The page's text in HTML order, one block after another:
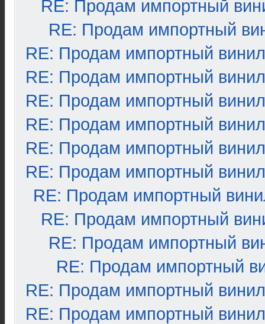
RE: Продам импортный
RE: Продам импортный
RE: Продам импортный винил
RE: Продам импортный винил
RE: Продам импортный винил
RE: Продам импортный винил
RE: Продам импортный винил
RE: Продам импортный винил
RE: Продам импортный
RE: Продам импортный
RE: Продам импортный
RE: Продам импортный
RE: Продам импортный винил
RE: Продам импортный винил